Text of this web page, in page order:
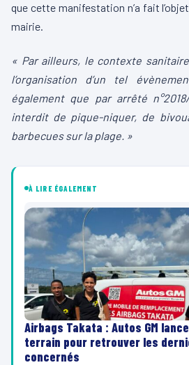
que cette manifestation n’a fait
mairie.
« Par ailleurs, le contexte
l’organisation d’un tel
également que par arrêté
interdit de pique-niquer, de
barbecues sur la plage. »
À LIRE ÉGALEMENT
Airbags Takata : Autos GM
terrain pour retrouver les
concernés